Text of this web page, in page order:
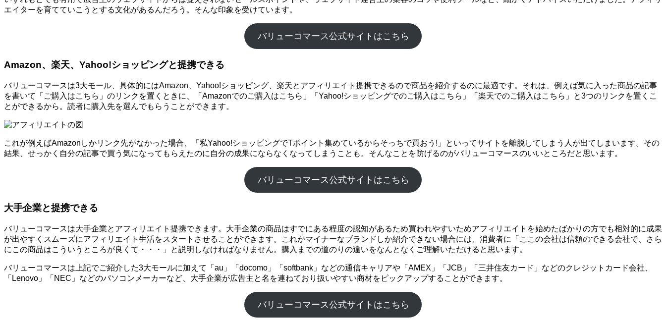
エイターを育てていこうとする文化があるんだろう。そんな印象を受けています。
バリューコマース公式サイトはこちら
Amazon、楽天、Yahoo!ショッピングと提携できる
バリューコマースは3大モール、具体的にはAmazon、Yahoo!ショッピング、楽天とアフィリエイト提携できるので商品を紹介するのに最適です。それは、例えば気に入った商品の記事
を書いて「ご購入はこちら」のリンクを置くときに、「Amazonでのご購入はこちら」「Yahoo!ショッピングでのご購入はこちら」「楽天でのご購入はこちら」と3つのリンクを置くこ
とができるから。読者に購入先を選んでもらうことができます。
これが例えばAmazonしかリンク先がなかった場合、「私Yahoo!ショッピングでTポイント集めているからそっちで買おう!」といってサイトを離脱してしまう人が出てしまいます。その
結果、せっかく自分の記事で買う気になってもらえたのに自分の成果にならなくなってしまうことも。そんなことを防げるのがバリューコマースのいいところだと思います。
バリューコマース公式サイトはこちら
大手企業と提携できる
バリューコマースは大手企業とアフィリエイト提携できます。大手企業の商品はすでにある程度の認知があるため買われやすいためアフィリエイトを始めたばかりの方でも相対的に成果
が出やすくスムーズにアフィリエイト生活をスタートさせることができます。これがマイナーなブランドしか紹介できない場合には、消費者に「ここの会社は信頼のできる会社で、さら
にこの商品はこういうところが良くて・・・」と説明しなければなりません。購入までの道のりの違いをなんとなくご理解いただけると思います。
バリューコマースは上記でご紹介した3大モールに加えて「au」「docomo」「softbank」などの通信キャリアや「AMEX」「JCB」「三井住友カード」などのクレジットカード会社、
「Lenovo」「NEC」などのパソコンメーカーなど、大手企業が広告主と名を連ねており扱いやすい商材をピックアップすることができます。
バリューコマース公式サイトはこちら